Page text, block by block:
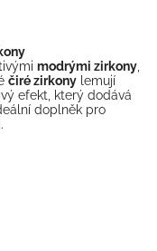
modrými zirkony
čiré zirkony lemují
efekt, který dodává
doplněk pro